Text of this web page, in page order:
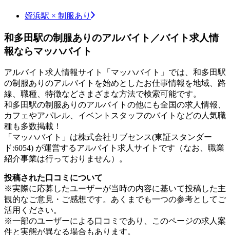
姪浜駅 × 制服あり
和多田駅の制服ありのアルバイト／バイト求人情
報ならマッハバイト
アルバイト求人情報サイト「マッハバイト」では、和多田駅
の制服ありのアルバイトを始めとしたお仕事情報を地域、路
線、職種、特徴などさまざまな方法で検索可能です。
和多田駅の制服ありのアルバイトの他にも全国の求人情報、
カフェやアパレル、イベントスタッフのバイトなどの人気職
種も多数掲載！
「マッハバイト」は株式会社リブセンス(東証スタンダー
ド:6054) が運営するアルバイト求人サイトです（なお、職業
紹介事業は行っておりません）。
投稿された口コミについて
※実際に応募したユーザーが当時の内容に基いて投稿した主
観的なご意見・ご感想です。あくまでも一つの参考としてご
活用ください。
※一部のユーザーによる口コミであり、このページの求人案
件と実態が異なる場合もあります。